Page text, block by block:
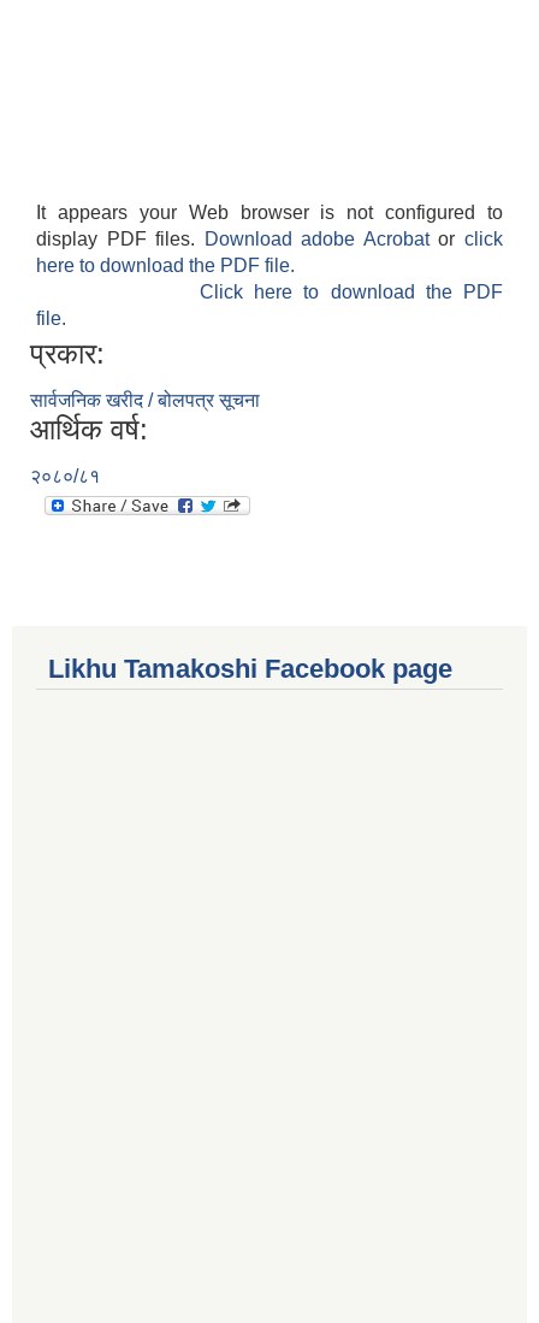
It appears your Web browser is not configured to
display PDF files.
Download adobe Acrobatorclick
here to download the PDF file.
Click here to download the PDF
file.
प्रकार:
सार्वजनिक खरीद / बोलपत्र सूचना
आर्थिक वर्ष:
२०८०/८१
Likhu Tamakoshi Facebook page